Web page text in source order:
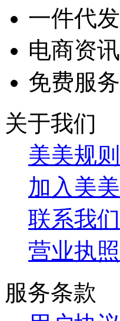
一件代发
电商资讯
免费服务
关于我们
美美规则
加入美美
联系我们
营业执照
服务条款